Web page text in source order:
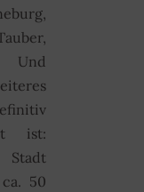
Und
ist:
Stadt
50